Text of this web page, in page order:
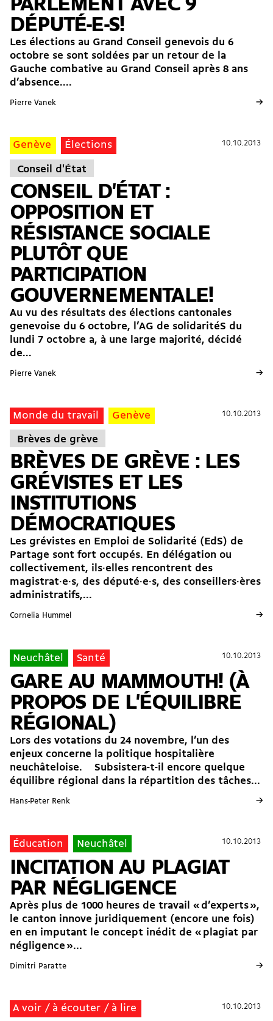
PARLEMENT AVEC 9
DÉPUTÉ-E-S!
Les élections au Grand Conseil genevois du 6
octobre se sont soldées par un retour de la
Gauche combative au Grand Conseil après 8 ans
d’absence....
Pierre Vanek →
10.10.2013
Genève Élections 10.10.2013
Conseil d'État
CONSEIL D'ÉTAT :
OPPOSITION ET
RÉSISTANCE SOCIALE
PLUTÔT QUE
PARTICIPATION
GOUVERNEMENTALE!
Au vu des résultats des élections cantonales
genevoise du 6 octobre, l’AG de solidaritéS du
lundi 7 octobre a, à une large majorité, décidé
de...
Pierre Vanek →
10.10.2013
Monde du travail Genève 10.10.2013
Brèves de grève
BRÈVES DE GRÈVE : LES
GRÉVISTES ET LES
INSTITUTIONS
DÉMOCRATIQUES
Les grévistes en Emploi de Solidarité (EdS) de
Partage sont fort occupés. En délégation ou
collectivement, ils·elles rencontrent des
magistrat·e·s, des député·e·s, des conseillers·ères
administratifs,...
Cornelia Hummel →
10.10.2013
Neuchâtel Santé 10.10.2013
GARE AU MAMMOUTH! (À
PROPOS DE L'ÉQUILIBRE
RÉGIONAL)
Lors des votations du 24 novembre, l’un des
enjeux concerne la politique hospitalière
neuchâteloise. Subsistera-t-il encore quelque
équilibre régional dans la répartition des tâches...
Hans-Peter Renk →
10.10.2013
Éducation Neuchâtel 10.10.2013
INCITATION AU PLAGIAT
PAR NÉGLIGENCE
Après plus de 1000 heures de travail « d’experts »,
le canton innove juridiquement (encore une fois)
en en imputant le concept inédit de « plagiat par
négligence »...
Dimitri Paratte →
10.10.2013
A voir / à écouter / à lire 10.10.2013